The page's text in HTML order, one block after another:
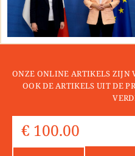
ONZE ONLINE ARTIKELS ZIJN
OOK DE ARTIKELS UIT DE